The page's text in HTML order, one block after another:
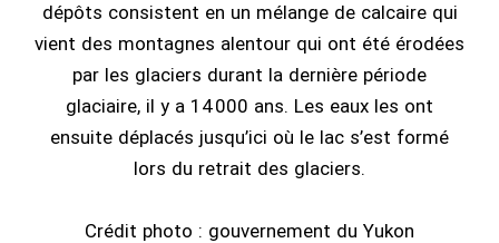
dépôts consistent en un mélange de calcaire qui
vient des montagnes alentour qui ont été érodées
par les glaciers durant la dernière période
glaciaire, il y a 14 000 ans. Les eaux les ont
ensuite déplacés jusqu’ici où le lac s’est formé
lors du retrait des glaciers.
Crédit photo : gouvernement du Yukon